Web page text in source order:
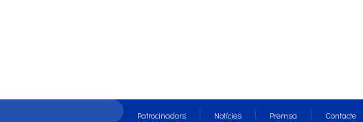
Patrocinadors Notícies Premsa Contacte